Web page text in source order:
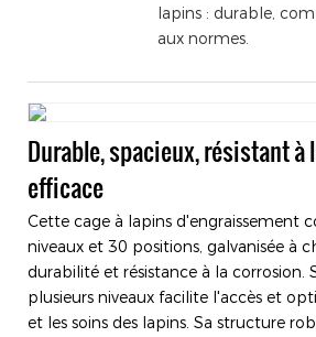
lapins : durable,
aux normes.
Durable, spacieux, résistant à
efficace
Cette cage à lapins d'engraissement
niveaux et 30 positions, galvanisée à
durabilité et résistance à la corrosion.
plusieurs niveaux facilite l'accès et
et les soins des lapins. Sa structure